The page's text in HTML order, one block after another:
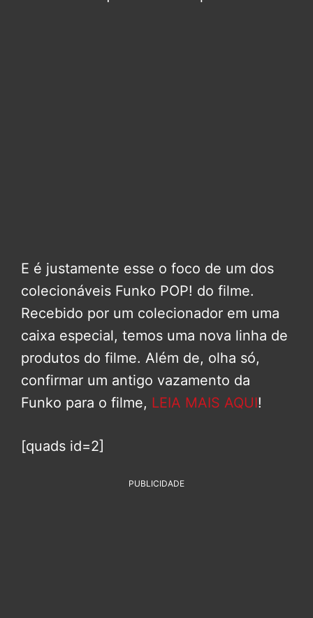
E é justamente esse o foco de um dos
colecionáveis Funko POP! do filme.
Recebido por um colecionador em uma
caixa especial, temos uma nova linha de
produtos do filme. Além de, olha só,
confirmar um antigo vazamento da
Funko para o filme, LEIA MAIS AQUI!
[quads id=2]
PUBLICIDADE